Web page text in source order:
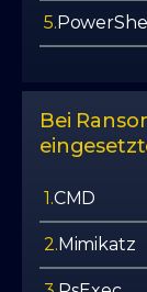
5. PowerShell
Bei
1.CMD
2. Mimikatz